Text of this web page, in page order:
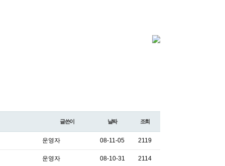
글쓴이 날짜 조회
운영자 08-11-05 2119
운영자 08-10-31 2114